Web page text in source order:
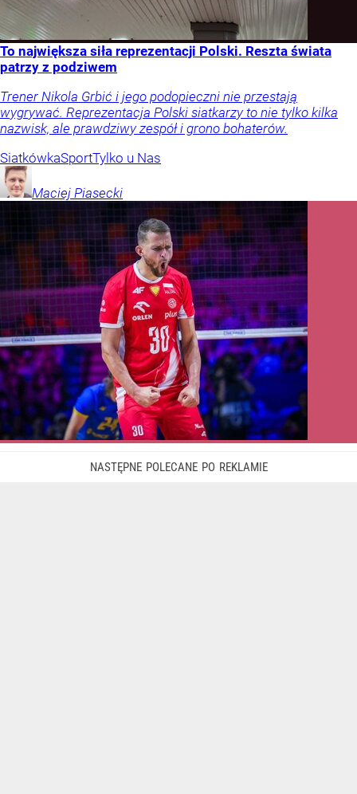
To największa siła reprezentacji Polski. Reszta świata
patrzy z podziwem
Trener Nikola Grbić i jego podopieczni nie przestają
wygrywać. Reprezentacja Polski siatkarzy to nie tylko kilka
nazwisk, ale prawdziwy zespół i grono bohaterów.
SiatkówkaSportTylko u Nas
Maciej Piasecki